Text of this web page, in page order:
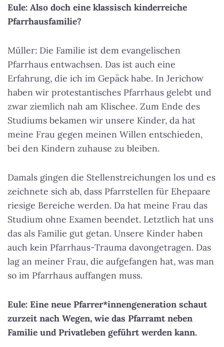
Eule: Also doch eine klassisch kinderreiche
Pfarrhausfamilie?
Müller: Die Familie ist dem evangelischen
Pfarrhaus entwachsen. Das ist auch eine
Erfahrung, die ich im Gepäck habe. In Jerichow
haben wir protestantisches Pfarrhaus gelebt und
zwar ziemlich nah am Klischee. Zum Ende des
Studiums bekamen wir unsere Kinder, da hat
meine Frau gegen meinen Willen entschieden,
bei den Kindern zuhause zu bleiben.
Damals gingen die Stellenstreichungen los und es
zeichnete sich ab, dass Pfarrstellen für Ehepaare
riesige Bereiche werden. Da hat meine Frau das
Studium ohne Examen beendet. Letztlich hat uns
das als Familie gut getan. Unsere Kinder haben
auch kein Pfarrhaus-Trauma davongetragen. Das
lag an meiner Frau, die aufgefangen hat, was man
so im Pfarrhaus auffangen muss.
Eule: Eine neue Pfarrer*innengeneration schaut
zurzeit nach Wegen, wie das Pfarramt neben
Familie und Privatleben geführt werden kann.